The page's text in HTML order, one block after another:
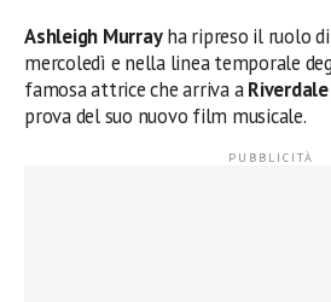
Ashleigh Murrayha ripreso il ruolo
mercoledì e nella linea temporale
famosa attrice che arriva aRiverdale
prova del suo nuovo film musicale.